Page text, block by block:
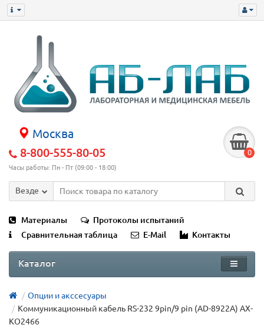
Москва
8-800-555-80-05
Часы работы: Пн - Пт (09:00 - 18:00)
0
Везде
Материалы
Протоколы испытаний
Сравнительная таблица
E-Mail Контакты
Каталог
Опции и акссесуары
Коммуникационный кабель RS-232 9pin/9 pin (AD-8922A) AX-
KO2466